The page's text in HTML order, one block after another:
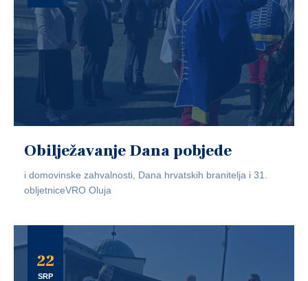
Obilježavanje Dana pobjede
i domovinske zahvalnosti, Dana hrvatskih branitelja i 31.
obljetniceVRO Oluja
22
SRP